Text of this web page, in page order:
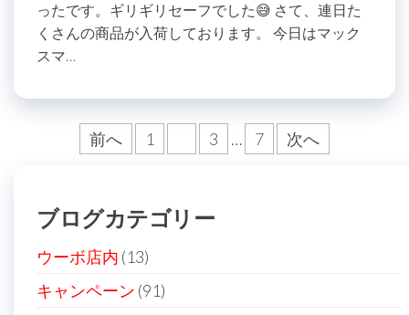
ったです。ギリギリセーフでした😅 さて、連日た
くさんの商品が入荷しております。 今日はマック
スマ…
ー
ジ
前へ 1 3 … 7 次へ
ブログカテゴリー
ウーボ店内 (13)
キャンペーン (91)